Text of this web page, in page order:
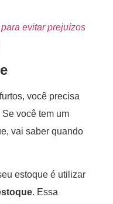
evitar prejuízos
você precisa
você tem um
vai saber quando
estoque é utilizar
. Essa